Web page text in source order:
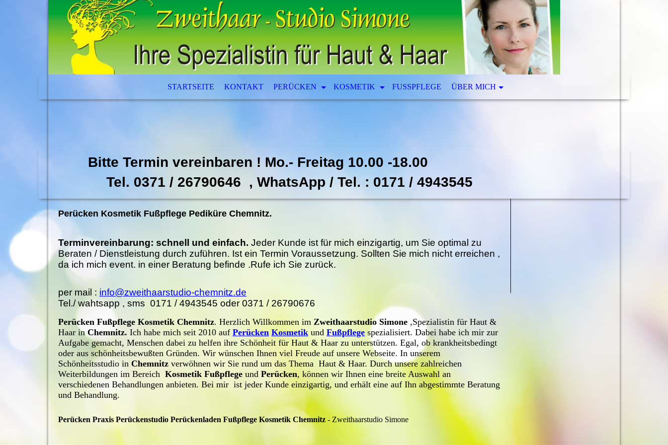
STARTSEITE KONTAKT PERÜCKEN KOSMETIK FUSSPFLEGE ÜBER MICH
Bitte Termin vereinbaren ! Mo.- Freitag 10.00 -18.00
Tel. 0371 / 26790646 , WhatsApp / Tel. : 0171 / 4943545
Perücken Kosmetik Fußpflege Pediküre Chemnitz.
Terminvereinbarung: schnell und einfach. Jeder Kunde ist für mich einzigartig, um Sie optimal zu
Beraten / Dienstleistung durch zuführen. Ist ein Termin Voraussetzung. Sollten Sie mich nicht erreichen ,
da ich mich event. in einer Beratung befinde .Rufe ich Sie zurück.
per mail : info@zweithaarstudio-chemnitz.de
Tel./ wahtsapp , sms 0171 / 4943545 oder 0371 / 26790676
Perücken Fußpflege Kosmetik Chemnitz. Herzlich Willkommen im Zweithaarstudio Simone ,Spezialistin für Haut &
Haar inChemnitz. Ich habe mich seit 2010 auf Perücken Kosmetik und Fußpflege spezialisiert. Dabei habe ich mir zur
Aufgabe gemacht, Menschen dabei zu helfen ihre Schönheit für Haut & Haar zu unterstützen. Egal, ob krankheitsbedingt
oder aus schönheitsbewußten Gründen. Wir wünschen Ihnen viel Freude auf unsere Webseite. In unserem
Schönheitsstudio in Chemnitz verwöhnen wir Sie rund um das Thema Haut & Haar. Durch unsere zahlreichen
Weiterbildungen im Bereich Kosmetik Fußpflege und Perücken, können wir Ihnen eine breite Auswahl an
verschiedenen Behandlungen anbieten. Bei mir ist jeder Kunde einzigartig, und erhält eine auf Ihn abgestimmte Beratung
und Behandlung.
Perücken Praxis Perückenstudio Perückenladen Fußpflege Kosmetik Chemnitz - Zweithaarstudio Simone